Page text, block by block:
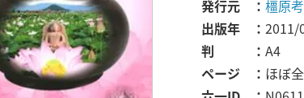
発行元
橿原
出版年
2011/
判
A4
ページ
ほぼ